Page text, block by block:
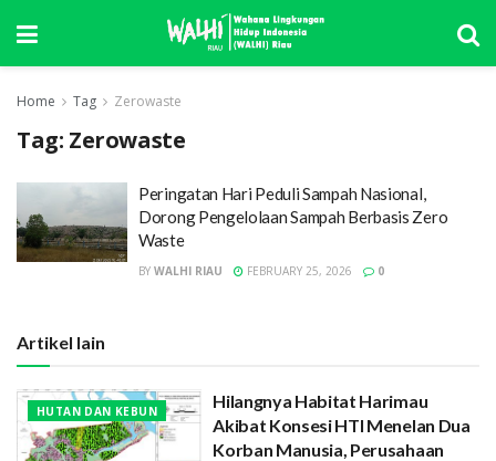
Home Tag Zerowaste
Tag: Zerowaste
Peringatan Hari Peduli Sampah Nasional,
Dorong Pengelolaan Sampah Berbasis Zero
Waste
BY WALHI RIAU FEBRUARY 25, 2026 0
Artikel lain
HUTAN DAN KEBUN
Hilangnya Habitat Harimau
Akibat Konsesi HTI Menelan Dua
Korban Manusia, Perusahaan